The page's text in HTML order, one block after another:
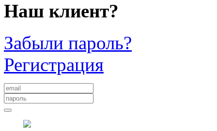
Наш клиент?
Забыли пароль?
Регистрация